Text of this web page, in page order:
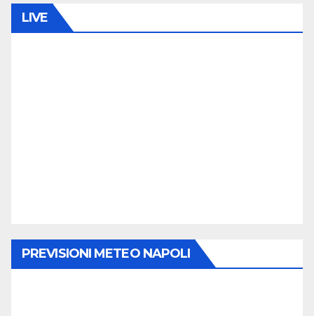
LIVE
PREVISIONI METEO NAPOLI